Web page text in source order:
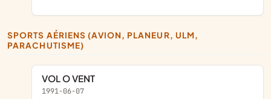
SPORTS AÉRIENS (AVION, PLANEUR, ULM,
PARACHUTISME)
VOL O VENT
1991-06-07